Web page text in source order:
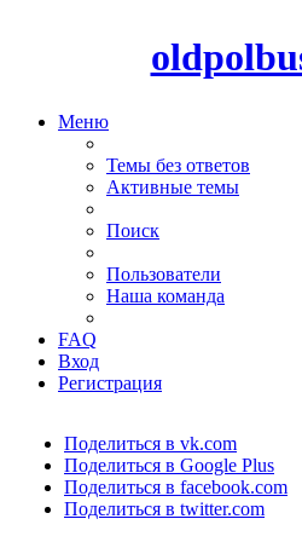
Меню
Темы без ответов
Активные темы
Поиск
Пользователи
Наша команда
FAQ
Вход
Регистрация
Поделиться в vk.com
Поделиться в Google Plus
Поделиться в facebook.com
Поделиться в twitter.com